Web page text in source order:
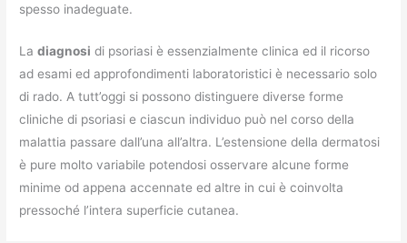
spesso inadeguate.
Ladiagnosi di psoriasi è essenzialmente clinica ed il ricorso
ad esami ed approfondimenti laboratoristici è necessario solo
di rado. A tutt’oggi si possono distinguere diverse forme
cliniche di psoriasi e ciascun individuo può nel corso della
malattia passare dall’una all’altra. L’estensione della dermatosi
è pure molto variabile potendosi osservare alcune forme
minime od appena accennate ed altre in cui è coinvolta
pressoché l’intera superficie cutanea.